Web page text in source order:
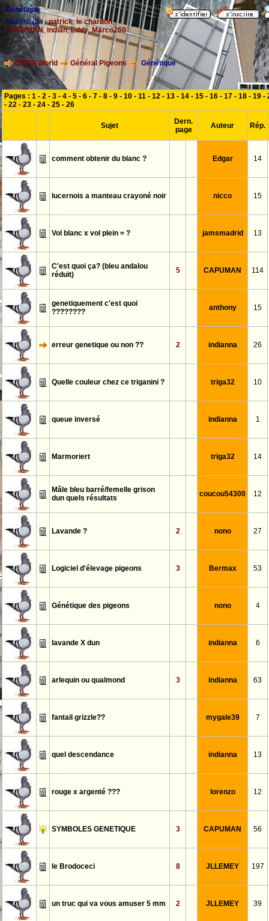
Génétique
Modéré par :patrick,le chardon,
CAPUMAN, indian,Eddy,Marco260
CFPOI World Général Pigeons Génétique
Pages : 1 - 2 - 3 - 4 - 5 - 6 - 7 - 8 - 9 - 10 - 11 - 12 - 13 - 14 - 15 - 16 - 17 - 18 - 19 -
- 22 - 23 - 24 - 25 - 26
Sujet
Dern.
page
Auteur Rép.
comment obtenir du blanc ? Edgar 14
lucernois a manteau crayoné noir nicco 15
Vol blanc x vol plein = ? jamsmadrid 13
C'est quoi ça? (bleu andalou
réduit)
5 CAPUMAN 114
genetiquement c'est quoi
????????
anthony 15
erreur genetique ou non ?? 2 indianna 26
Quelle couleur chez ce triganini ? triga32 10
queue inversé indianna 1
Marmoriert triga32 14
Mâle bleu barré/femelle grison
dun quels résultats
coucou54300 12
Lavande ? 2 nono 27
Logiciel d'élevage pigeons 3 Bermax 53
Génétique des pigeons nono 4
lavande X dun indianna 6
arlequin ou qualmond 3 indianna 63
fantail grizzle?? mygale39 7
quel descendance indianna 13
rouge x argenté ??? lorenzo 12
SYMBOLES GENETIQUE 3 CAPUMAN 56
le Brodoceci 8 JLLEMEY 197
un truc qui va vous amuser 5 mm 2 JLLEMEY 39